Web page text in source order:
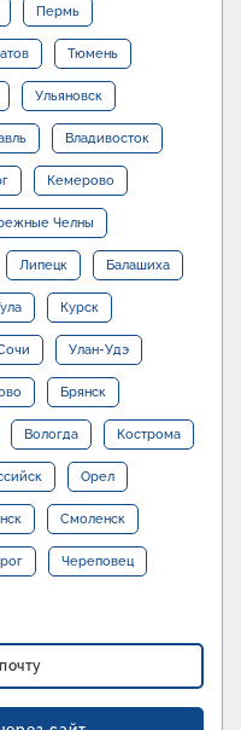
Пермь
Тюмень
Ульяновск
Владивосток
Кемерово
Челны
Липецк Балашиха
Курск
Улан-Удэ
Брянск
Вологда Кострома
Орел
Смоленск
Череповец